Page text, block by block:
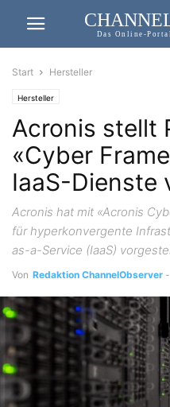
Das Online-
Start Hersteller
Hersteller
Acronis stellt
«Cyber
IaaS-Dienste
Acronis hat mit «Acronis
für hyperkonvergente
as-a-Service (IaaS)
Von Redaktion ChannelObserver -